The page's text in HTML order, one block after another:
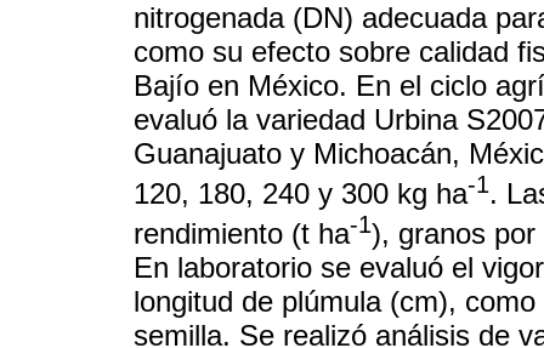
nitrogenada (DN) adecuada
como su efecto sobre calidad
Bajío en México. En el ciclo
evaluó la variedad Urbina
Guanajuato y Michoacán,
120, 180, 240 y 300 kg ha-1.
rendimiento (t ha-1), granos
En laboratorio se evaluó el
longitud de plúmula (cm),
semilla. Se realizó análisis de